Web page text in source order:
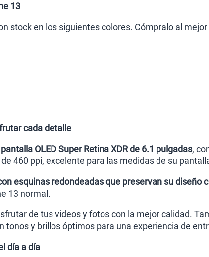
13
stock en los siguientes colores. Cómpralo al
cada detalle
OLED Super Retina XDR de 6.1 pulgadas,
460 ppi, excelente para las medidas de su
esquinas redondeadas que preservan su diseño
13 normal.
de tus videos y fotos con la mejor calidad.
tonos y brillos óptimos para una experiencia de
día a día